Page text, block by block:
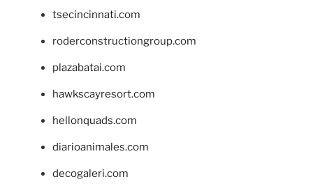
tsecincinnati.com
roderconstructiongroup.com
plazabatai.com
hawkscayresort.com
hellonquads.com
diarioanimales.com
decogaleri.com